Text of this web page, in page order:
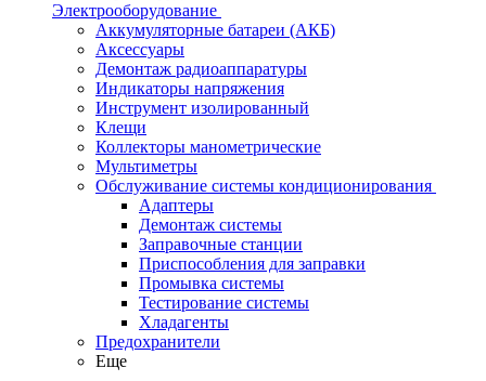
Электрооборудование
Аккумуляторные батареи (АКБ)
Аксессуары
Демонтаж радиоаппаратуры
Индикаторы напряжения
Инструмент изолированный
Клещи
Коллекторы манометрические
Мультиметры
Обслуживание системы кондиционирования
Адаптеры
Демонтаж системы
Заправочные станции
Приспособления для заправки
Промывка системы
Тестирование системы
Хладагенты
Предохранители
Еще